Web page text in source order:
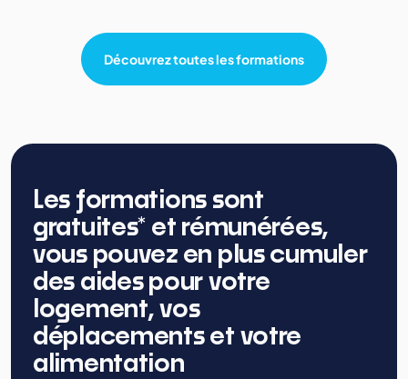
Découvrez toutes les formations
Les formations sont
gratuites* et rémunérées,
vous pouvez en plus cumuler
des aides pour votre
logement, vos
déplacements et votre
alimentation